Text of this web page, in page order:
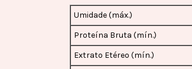
Umidade (máx.)
Proteína Bruta (mín.)
Extrato Etéreo (mín.)